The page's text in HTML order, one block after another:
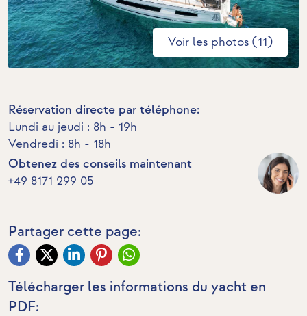
Voir les photos (11)
Réservation directe par téléphone:
Lundi au jeudi : 8h - 19h
Vendredi : 8h - 18h
Obtenez des conseils maintenant
+49 8171 299 05
Partager cette page:
Télécharger les informations du yacht en
PDF: